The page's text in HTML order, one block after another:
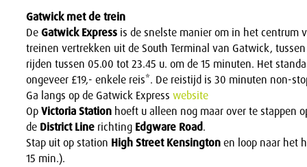
Gatwick met de trein
DeGatwick Expressis de snelste manier om in het centrum
treinen vertrekken uit de South Terminal van Gatwick,
rijden tussen 05.00 tot 23.45 u. om de 15 minuten. Het
ongeveer £19,- enkele reis*. De reistijd is 30 minuten non-
Ga langs op de Gatwick Express website
OpVictoria Stationhoeft u alleen nog maar over te stappen
de District Linerichting Edgware Road.
Stap uit op station High Street Kensingtonen loop naar het
15 min.).